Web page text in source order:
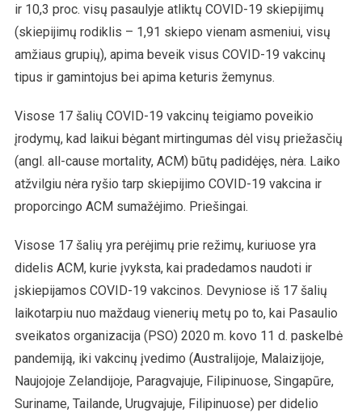
ir 10,3 proc. visų pasaulyje atliktų COVID-19 skiepijimų
(skiepijimų rodiklis – 1,91 skiepo vienam asmeniui, visų
amžiaus grupių), apima beveik visus COVID-19 vakcinų
tipus ir gamintojus bei apima keturis žemynus.
Visose 17 šalių COVID-19 vakcinų teigiamo poveikio
įrodymų, kad laikui bėgant mirtingumas dėl visų priežasčių
(angl. all-cause mortality, ACM) būtų padidėjęs, nėra. Laiko
atžvilgiu nėra ryšio tarp skiepijimo COVID-19 vakcina ir
proporcingo ACM sumažėjimo. Priešingai.
Visose 17 šalių yra perėjimų prie režimų, kuriuose yra
didelis ACM, kurie įvyksta, kai pradedamos naudoti ir
įskiepijamos COVID-19 vakcinos. Devyniose iš 17 šalių
laikotarpiu nuo maždaug vienerių metų po to, kai Pasaulio
sveikatos organizacija (PSO) 2020 m. kovo 11 d. paskelbė
pandemiją, iki vakcinų įvedimo (Australijoje, Malaizijoje,
Naujojoje Zelandijoje, Paragvajuje, Filipinuose, Singapūre,
Suriname, Tailande, Urugvajuje, Filipinuose) per didelio